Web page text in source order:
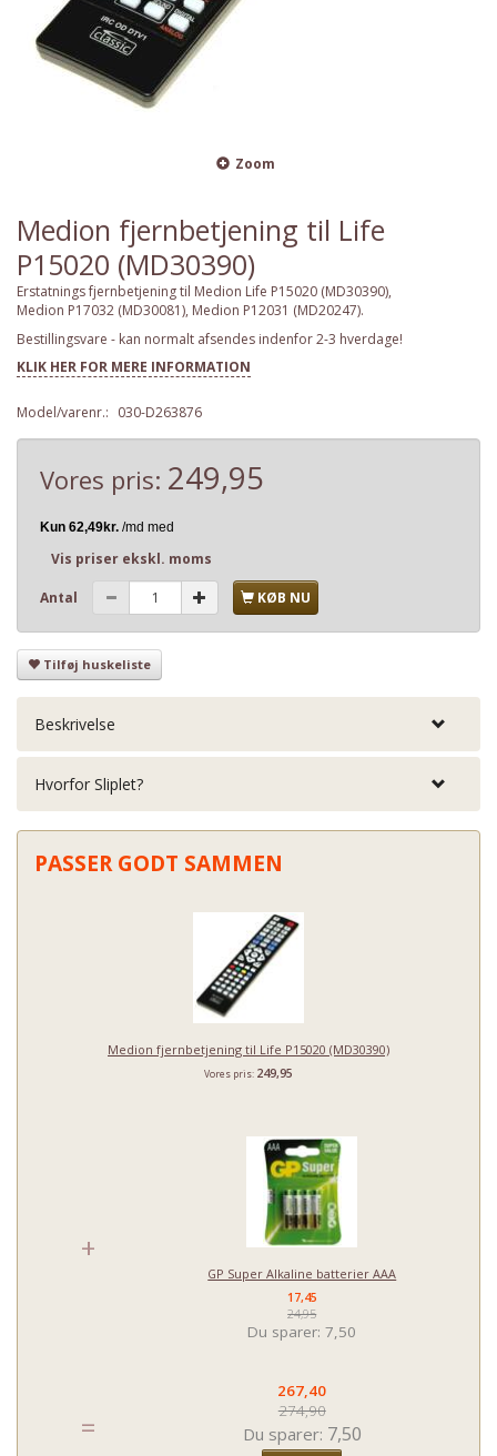
Zoom
Medion fjernbetjening til Life
P15020 (MD30390)
Erstatnings fjernbetjening til Medion Life P15020 (MD30390),
Medion P17032 (MD30081), Medion P12031 (MD20247).
Bestillingsvare - kan normalt afsendes indenfor 2-3 hverdage!
KLIK HER FOR MERE INFORMATION
Model/varenr.: 030-D263876
Vores pris: 249,95
Vis priser ekskl. moms
Antal KØB NU
Tilføj huskeliste
Beskrivelse
Hvorfor Sliplet?
PASSER GODT SAMMEN
Medion fjernbetjening til Life P15020 (MD30390)
Vores pris: 249,95
+
GP Super Alkaline batterier AAA
17,45
24,95
Du sparer:7,50
=
267,40
274,90
Du sparer: 7,50